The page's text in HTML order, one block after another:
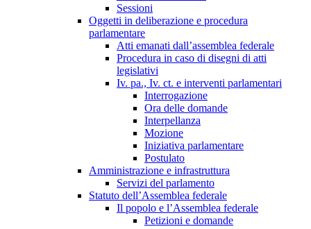
Sessioni
Oggetti in deliberazione e procedura
parlamentare
Atti emanati dall’assemblea federale
Procedura in caso di disegni di atti
legislativi
Iv. pa., Iv. ct. e interventi parlamentari
Interrogazione
Ora delle domande
Interpellanza
Mozione
Iniziativa parlamentare
Postulato
Amministrazione e infrastruttura
Servizi del parlamento
Statuto dell’Assemblea federale
Il popolo e l’Assemblea federale
Petizioni e domande